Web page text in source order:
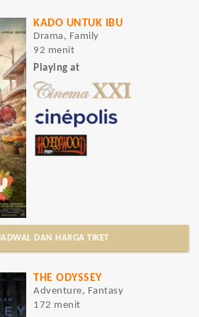
KADO UNTUK IBU
Drama, Family
92 menit
Playing at
DAN HARGA TIKET
THE ODYSSEY
Adventure, Fantasy
172 menit